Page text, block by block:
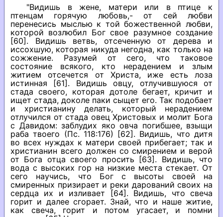
"Видишь в жене, матери или в птице к
птенцам горячую любовь,- от сей любви
перенесись мыслью к той божественной любви,
которой возлюбил Бог свое разумное создание
[60]. Видишь ветвь, отсеченную от дерева и
иссохшую, которая никуда негодна, как только на
сожжение. Разумей от сего, что таковое
состояние всякого, кто нерадением и злым
житием отсечется от Христа, иже есть лоза
истинная [61]. Видишь овцу, отлучившуюся от
стада своего, которая дотоле бегает, кричит и
ищет стада, доколе паки сыщет его. Так подобает
и христианину делать, который нерадением
отлучился от стада овец Христовых и молит Бога
с Давидом: заблудих яко овча погибшее, взыщи
раба твоего (Пс. 118:176) [62]. Видишь, что дитя
во всех нуждах к матери своей прибегает; так и
христианин всего должен со смирением и верой
от Бога отца своего просить [63]. Видишь, что
вода с высоких гор на низкие места стекает. От
сего научись, что Бог с высоты своей на
смиренных призирает и реки дарований своих на
сердца их и изливает [64]. Видишь, что свеча
горит и далее сгорает. Знай, что и наше житие,
как свеча, горит и потом угасает, и помни